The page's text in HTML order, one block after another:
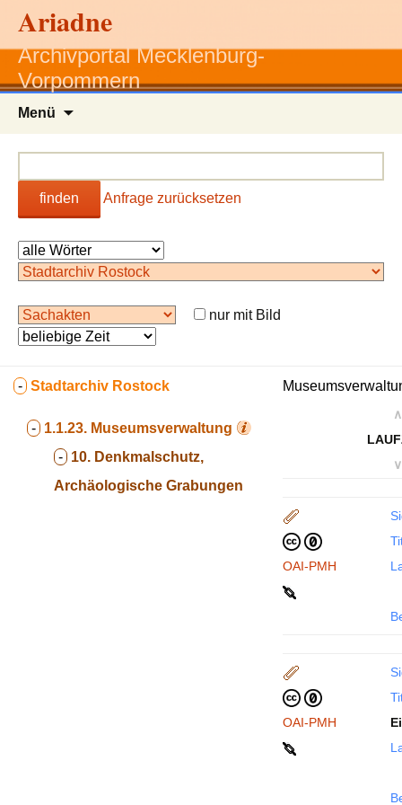
Ariadne
Archivportal Mecklenburg-
Vorpommern
Menü
finden Anfrage zurücksetzen
nur mit Bild
- Stadtarchiv Rostock
- 1.1.23. Museumsverwaltung
- 10. Denkmalschutz,
Archäologische Grabungen
∧
∨
OAI-PMH
OAI-PMH